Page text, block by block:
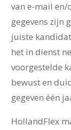
van e-mail en/
gegevens zijn
juiste
het in dienst
voorgestelde
bewust en
gegeven één
HollandFlex